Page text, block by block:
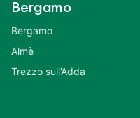
Bergamo
Bergamo
Almè
Trezzo sull’Adda